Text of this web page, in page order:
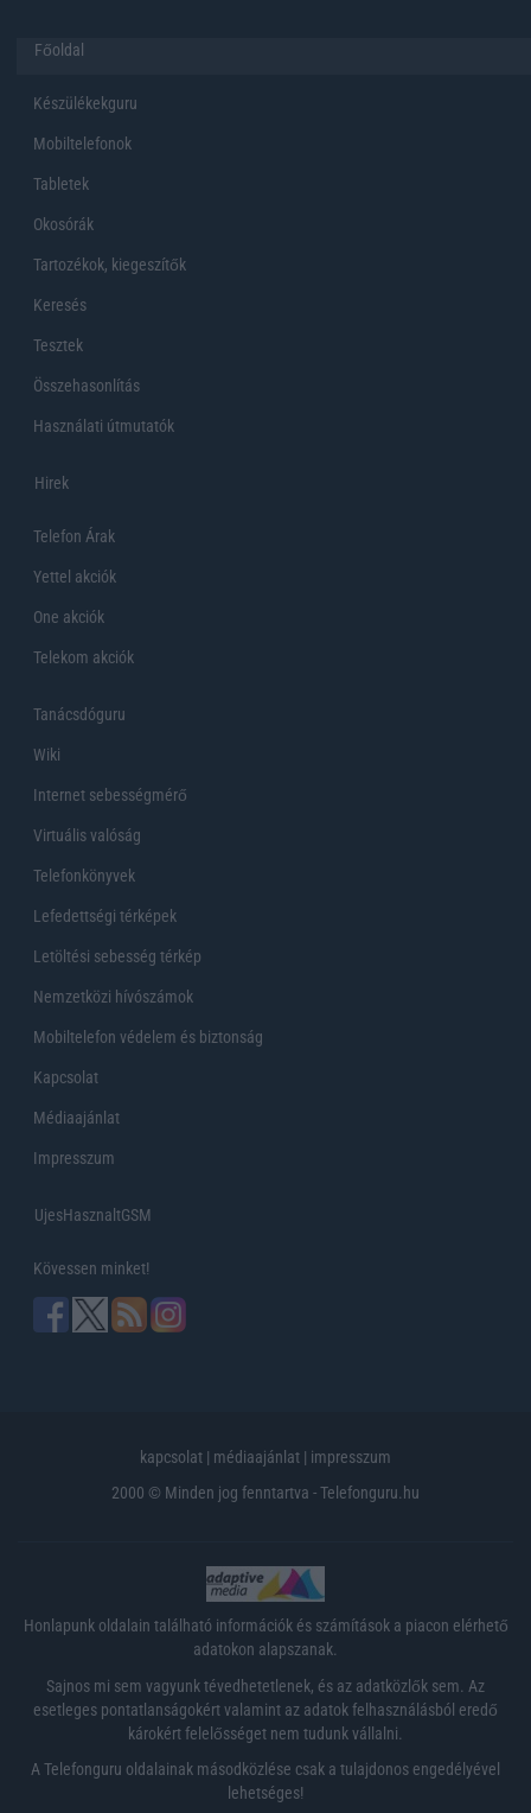
Főoldal
Készülékekguru
Mobiltelefonok
Tabletek
Okosórák
Tartozékok, kiegeszítők
Keresés
Tesztek
Összehasonlítás
Használati útmutatók
Hirek
Telefon Árak
Yettel akciók
One akciók
Telekom akciók
Tanácsdóguru
Wiki
Internet sebességmérő
Virtuális valóság
Telefonkönyvek
Lefedettségi térképek
Letöltési sebesség térkép
Nemzetközi hívószámok
Mobiltelefon védelem és biztonság
Kapcsolat
Médiaajánlat
Impresszum
UjesHasznaltGSM
Kövessen minket!
kapcsolat | médiaajánlat | impresszum
2000 © Minden jog fenntartva - Telefonguru.hu
Honlapunk oldalain található információk és számítások a piacon elérhető
adatokon alapszanak.
Sajnos mi sem vagyunk tévedhetetlenek, és az adatközlők sem. Az
esetleges pontatlanságokért valamint az adatok felhasználásból eredő
károkért felelősséget nem tudunk vállalni.
A Telefonguru oldalainak másodközlése csak a tulajdonos engedélyével
lehetséges!